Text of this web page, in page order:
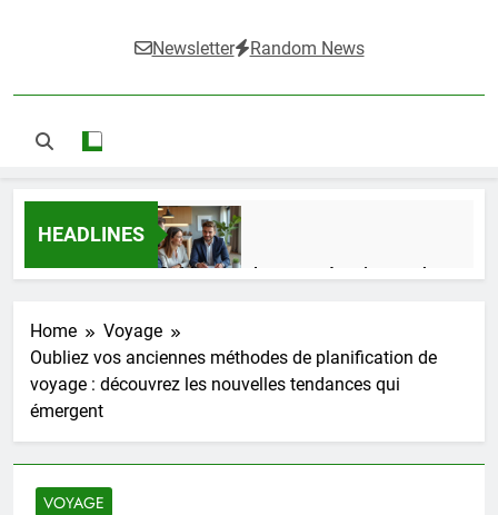
Newsletter Random News
HEADLINES
Guide complet pour réussir un achat
1 Semaine Ago
Home
Voyage
Oubliez vos anciennes méthodes de planification de
voyage : découvrez les nouvelles tendances qui
émergent
VOYAGE